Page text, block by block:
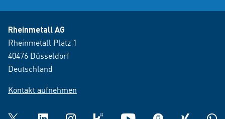
Rheinmetall AG
Rheinmetall Platz 1
40476 Düsseldorf
Deutschland
Kontakt aufnehmen